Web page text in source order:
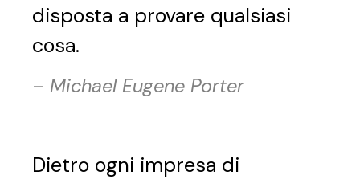
disposta a provare qualsiasi
cosa.
– Michael Eugene Porter
Dietro ogni impresa di